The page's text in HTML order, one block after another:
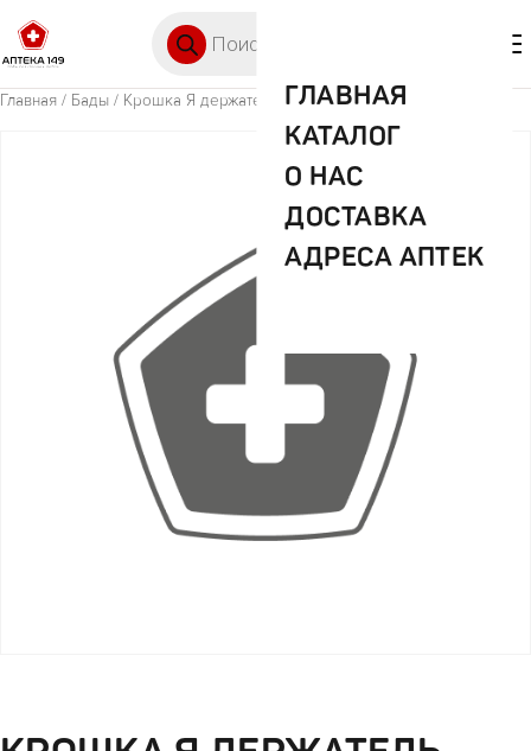
ГЛАВНАЯ
КАТАЛОГ
О НАС
ДОСТАВКА
АДРЕСА АПТЕК
Главная / Бады / Крошка Я держатель арт.7472724